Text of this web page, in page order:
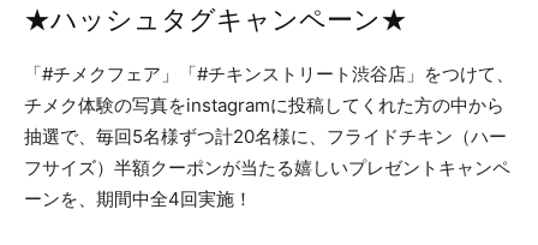
★ハッシュタグキャンペーン★
「#チメクフェア」「#チキンストリート渋谷店」をつけて、
チメク体験の写真をinstagramに投稿してくれた方の中から
抽選で、毎回5名様ずつ計20名様に、フライドチキン（ハー
フサイズ）半額クーポンが当たる嬉しいプレゼントキャンペ
ーンを、期間中全4回実施！